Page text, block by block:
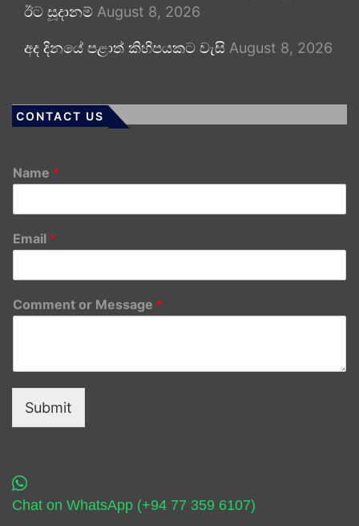
ඊට සූදානම් August 8, 2026
අද දිනයේ පළාත් කිහිපයකට වැසි August 8, 2026
CONTACT US
Name *
Email *
Comment or Message *
Submit
Chat on WhatsApp (+94 77 359 6107)